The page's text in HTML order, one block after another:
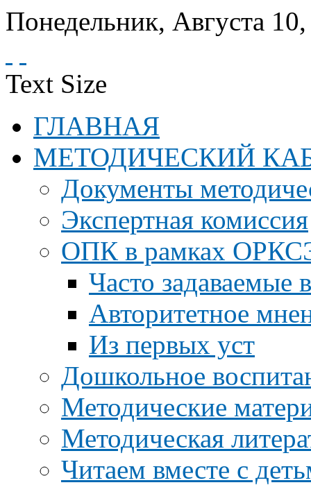
Понедельник, Августа 10
Text Size
ГЛАВНАЯ
МЕТОДИЧЕСКИЙ
Документы
Экспертная комиссия
ОПК в рамках
Часто
Авторитетное
Из первых уст
Дошкольное
Методические
Методическая
Читаем вместе с